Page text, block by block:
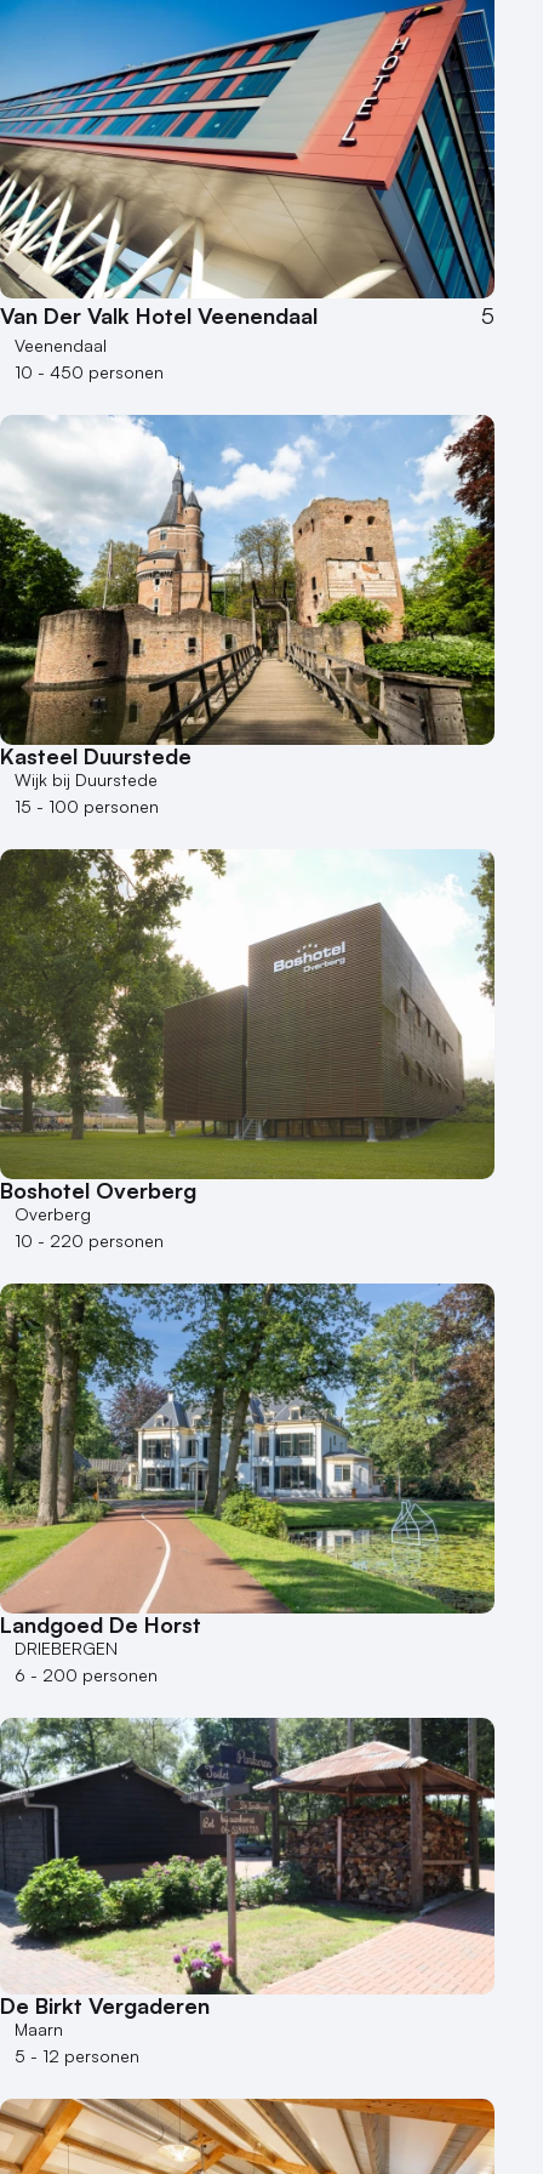
Kasteel en landgoed
Kleine / intieme locatie
Locaties aan zee
Museum
Theater
Varende locatie
Van Der Valk Hotel Veenendaal 5
Veenendaal
10 - 450 personen
Kasteel Duurstede
Wijk bij Duurstede
15 - 100 personen
Boshotel Overberg
Overberg
10 - 220 personen
Landgoed De Horst
DRIEBERGEN
6 - 200 personen
De Birkt Vergaderen
Maarn
5 - 12 personen